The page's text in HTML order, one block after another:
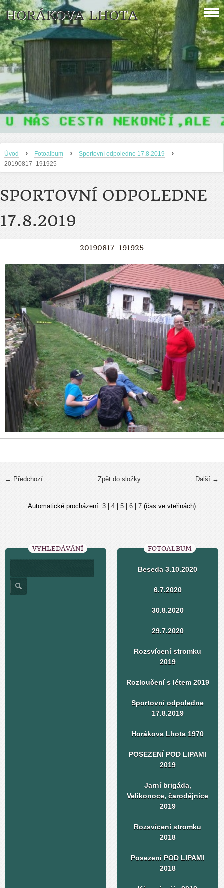
HORÁKOVA LHOTA
Úvod › Fotoalbum › Sportovní odpoledne 17.8.2019 ›
20190817_191925
SPORTOVNÍ ODPOLEDNE
17.8.2019
20190817_191925
← Předchozí Další →
Zpět do složky
Automatické procházení: 3 4 5 6 7 (čas ve vteřinách)
VYHLEDÁVÁNÍ FOTOALBUM
Beseda 3.10.2020
6.7.2020
30.8.2020
29.7.2020
Rozsvícení stromku
2019
Rozloučení s létem 2019
Sportovní odpoledne
17.8.2019
Horákova Lhota 1970
POSEZENÍ POD LIPAMI
2019
Jarní brigáda,
Velikonoce, čarodějnice
2019
Rozsvícení stromku
2018
Posezení POD LIPAMI
2018